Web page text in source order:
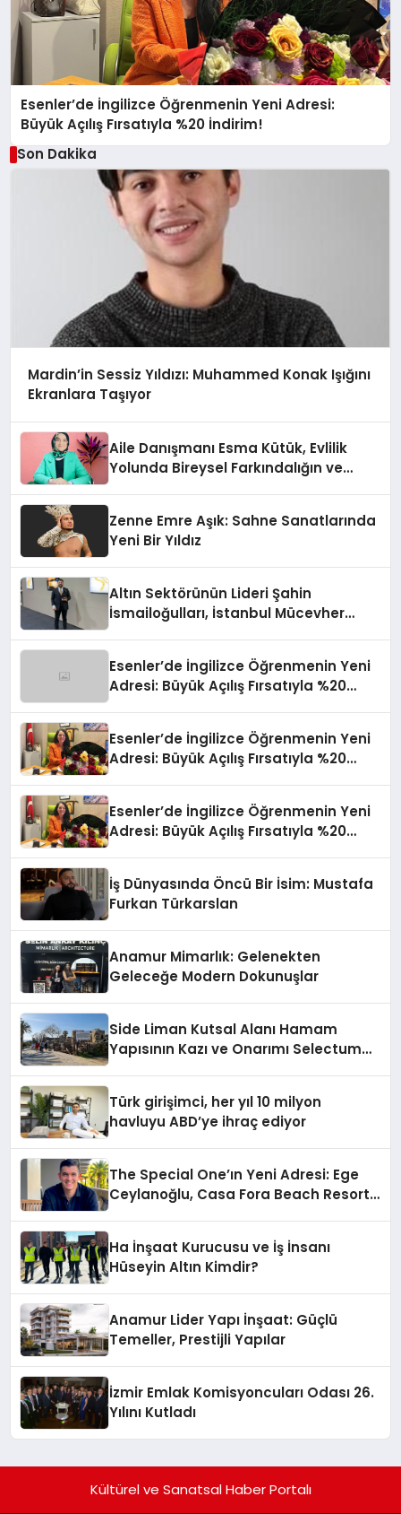
Esenler’de İngilizce Öğrenmenin Yeni Adresi:
Büyük Açılış Fırsatıyla %20 İndirim!
Son Dakika
Mardin’in Sessiz Yıldızı: Muhammed Konak Işığını
Ekranlara Taşıyor
Aile Danışmanı Esma Kütük, Evlilik
Yolunda Bireysel Farkındalığın ve
Zenne Emre Aşık: Sahne Sanatlarında
Yeni Bir Yıldız
Altın Sektörünün Lideri Şahin
İsmailoğulları, İstanbul Mücevher
Esenler’de İngilizce Öğrenmenin Yeni
Adresi: Büyük Açılış Fırsatıyla %20
Esenler’de İngilizce Öğrenmenin Yeni
Adresi: Büyük Açılış Fırsatıyla %20
Esenler’de İngilizce Öğrenmenin Yeni
Adresi: Büyük Açılış Fırsatıyla %20
İş Dünyasında Öncü Bir İsim: Mustafa
Furkan Türkarslan
Anamur Mimarlık: Gelenekten
Geleceğe Modern Dokunuşlar
Side Liman Kutsal Alanı Hamam
Yapısının Kazı ve Onarımı Selectum
Türk girişimci, her yıl 10 milyon
havluyu ABD’ye ihraç ediyor
The Special One’ın Yeni Adresi: Ege
Ceylanoğlu, Casa Fora Beach Resort
Ha İnşaat Kurucusu ve İş İnsanı
Hüseyin Altın Kimdir?
Anamur Lider Yapı İnşaat: Güçlü
Temeller, Prestijli Yapılar
İzmir Emlak Komisyoncuları Odası 26.
Yılını Kutladı
Kültürel ve Sanatsal Haber Portalı